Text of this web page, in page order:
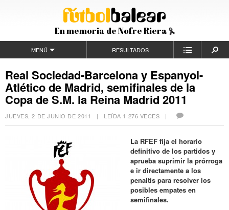
En memoria de Nofre Riera
MENÚ RESULTADOS
Real Sociedad-Barcelona y Espanyol-
Atlético de Madrid, semifinales de la
Copa de S.M. la Reina Madrid 2011
JUEVES, 2 DE JUNIO DE 2011 | LEÍDA 1.276 VECES |
La RFEF fija el horario
definitivo de los partidos y
aprueba suprimir la prórroga
e ir directamente a los
penaltis para resolver los
posibles empates en
semifinales.